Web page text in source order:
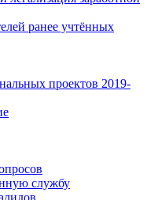
ранее учтённых
проектов 2019-
службу